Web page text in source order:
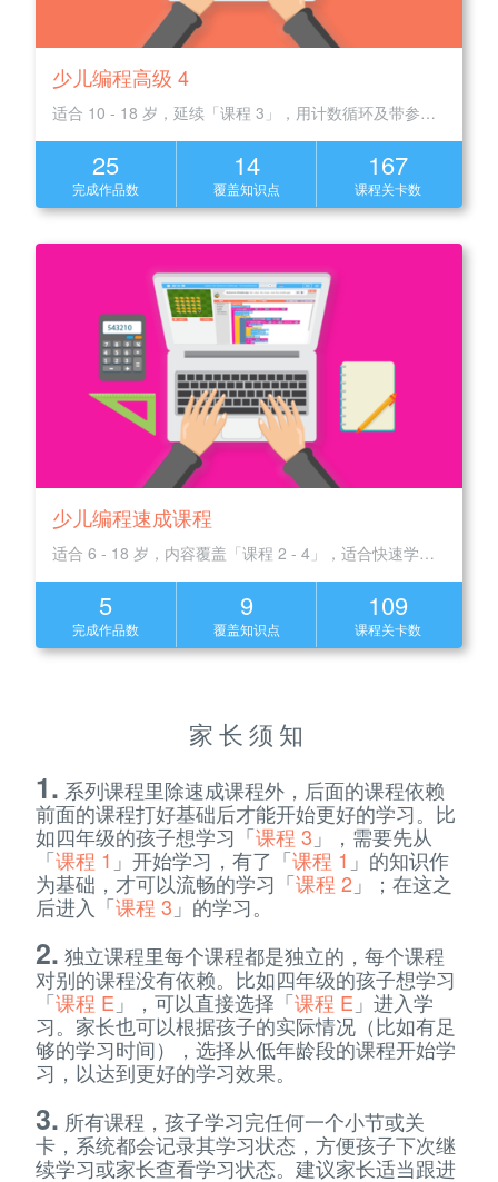
少儿编程高级 4
适合 10 - 18 岁，延续「课程 3」，用计数循环及带参数的函数创建更复杂程序
25
完成作品数
14
覆盖知识点
167
课程关卡数
少儿编程速成课程
适合 6 - 18 岁，内容覆盖「课程 2 - 4」，适合快速学习进阶
5
完成作品数
9
覆盖知识点
109
课程关卡数
家长须知
1. 系列课程里除速成课程外，后面的课程依赖
前面的课程打好基础后才能开始更好的学习。比
如四年级的孩子想学习「课程 3 」，需要先从
「课程 1 」开始学习，有了「课程 1 」的知识作
为基础，才可以流畅的学习「课程 2 」；在这之
后进入「课程 3 」的学习。
2. 独立课程里每个课程都是独立的，每个课程
对别的课程没有依赖。比如四年级的孩子想学习
「课程 E 」，可以直接选择「课程 E 」进入学
习。家长也可以根据孩子的实际情况（比如有足
够的学习时间），选择从低年龄段的课程开始学
习，以达到更好的学习效果。
3. 所有课程，孩子学习完任何一个小节或关
卡，系统都会记录其学习状态，方便孩子下次继
续学习或家长查看学习状态。建议家长适当跟进